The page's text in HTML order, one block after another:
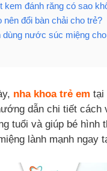
kem đánh răng có sao
nên đổi bàn chải cho trẻ?
dùng nước súc miệng
nha khoa trẻ em tại
dẫn chi tiết cách
tuổi và giúp bé hình
lành mạnh ngay